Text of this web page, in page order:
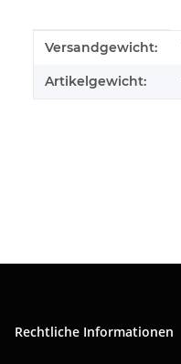
Produkteigenschaft
Wert
Versandgewicht:
Artikelgewicht:
Rechtliche Informationen